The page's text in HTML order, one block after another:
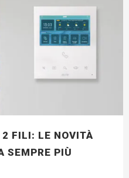
2 FILI: LE NOVITÀ
SEMPRE PIÙ